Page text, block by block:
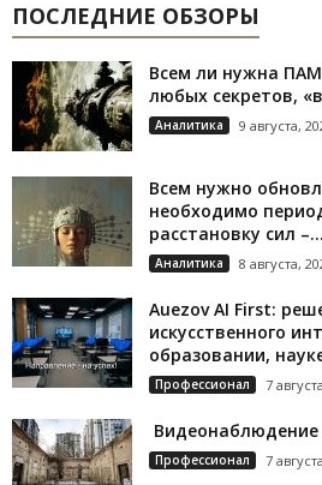
ПОСЛЕДНИЕ ОБЗОРЫ
Всем ли нужна
любых секретов,
Аналитика 9 августа,
Всем нужно
необходимо
расстановку сил –...
Аналитика 8 августа,
Auezov AI First:
искусственного
образовании,
Профессионал 7
Профессионал 7